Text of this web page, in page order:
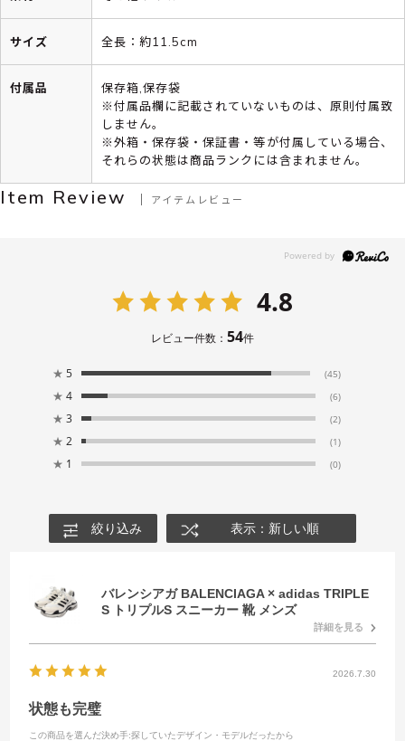
サイズ 全長：約11.5cm
付属品
保存箱,保存袋
※付属品欄に記載されていないものは、原則付属致
しません。
※外箱・保存袋・保証書・等が付属している場合、
それらの状態は商品ランクには含まれません。
Item Review アイテムレビュー
4.8
レビュー件数： 54件
★ 5 (45)
★ 4 (6)
★ 3 (2)
★ 2 (1)
★ 1 (0)
絞り込み 表示：新しい順
バレンシアガ BALENCIAGA × adidas TRIPLE
S トリプルS スニーカー 靴 メンズ
詳細を見る
2026.7.30
状態も完璧
この商品を選んだ決め手:探していたデザイン・モデルだったから